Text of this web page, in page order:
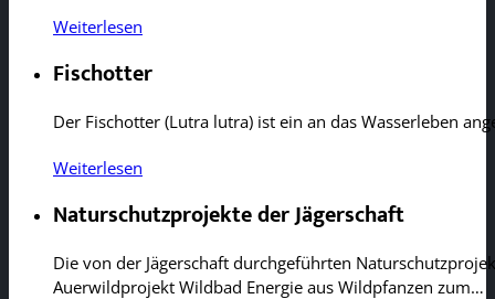
Weiterlesen
Fischotter
Der Fischotter (Lutra lutra) ist ein an das Wasserleben
Weiterlesen
Naturschutzprojekte der Jägerschaft
Die von der Jägerschaft durchgeführten
Auerwildprojekt Wildbad Energie aus Wildpfanzen zum…